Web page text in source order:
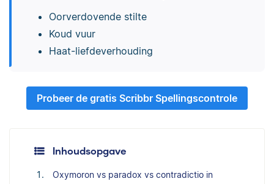
Oorverdovende stilte
Koud vuur
Haat-liefdeverhouding
Probeer de gratis Scribbr Spellingscontrole
Inhoudsopgave
Oxymoron vs paradox vs contradictio in